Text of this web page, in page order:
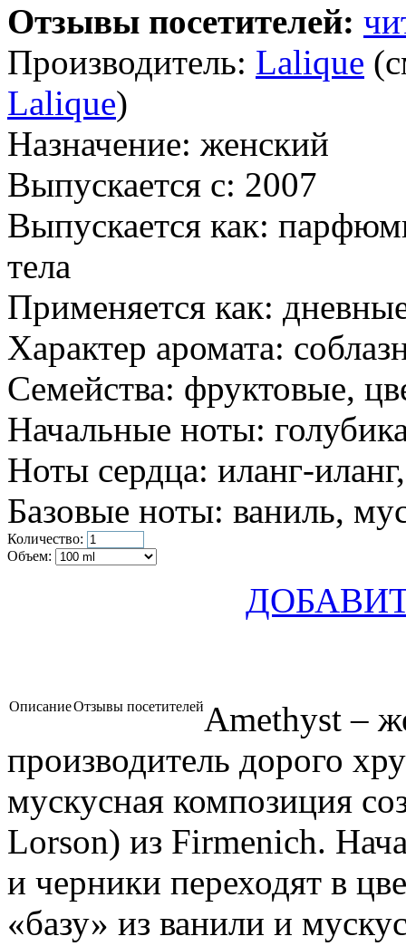
Отзывы посетителей:
Производитель: Lalique
Lalique)
Назначение: женский
Выпускается с: 2007
Выпускается как:
тела
Применяется как:
Характер аромата:
Семейства: фруктовые,
Начальные ноты:
Ноты сердца: иланг-
Базовые ноты: ваниль,
Количество:
Объем:
ОписаниеОтзывы посетителейAmethyst –
производитель дорого
мускусная композиция
Lorson) из Firmenich.
и черники переходят в
«базу» из ванили и